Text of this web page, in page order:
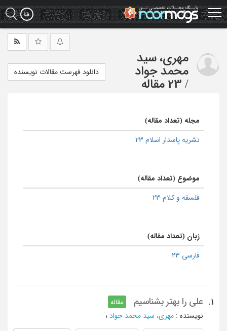
Skip
to
main
مهری، سید
محمد جواد
/ 23 مقاله
دانلود فهرست مقالات نویسنده
مجله (تعداد مقاله)
نشریه پاسدار اسلام 23
موضوع (تعداد مقاله)
فلسفه و کلام 23
زبان (تعداد مقاله)
فارسی 23
1. علی را بهتر بشناسیم
مقاله
نویسنده : مهری، سید محمد جواد ؛